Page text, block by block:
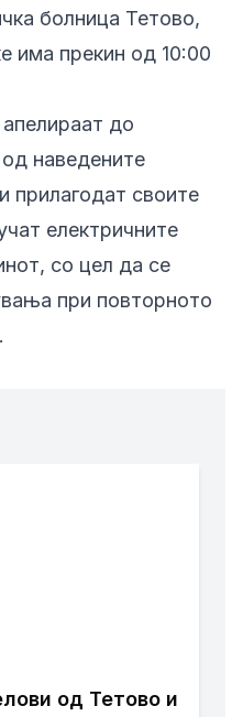
болница Тетово,
има прекин од 10:00
до
наведените
прилагодат своите
електричните
со цел да се
при повторното
од Тетово и